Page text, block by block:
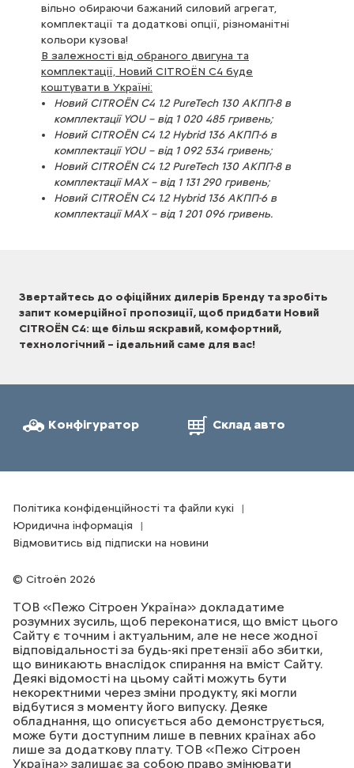
вільно обираючи бажаний силовий агрегат,
комплектації та додаткові опції, різноманітні
кольори кузова!
В залежності від обраного двигуна та
комплектації, Новий CITROЁN С4 буде
коштувати в Україні:
Новий CITROЁN С4 1.2 PureTech 130 АКПП-8 в
комплектації YOU – від 1 020 485 гривень;
Новий CITROЁN С4 1.2 Hybrid 136 АКПП-6 в
комплектації YOU – від 1 092 534 гривень;
Новий CITROЁN С4 1.2 PureTech 130 АКПП-8 в
комплектації MAX – від 1 131 290 гривень;
Новий CITROЁN С4 1.2 Hybrid 136 АКПП-6 в
комплектації MAX – від 1 201 096 гривень.
Звертайтесь до офіційних дилерів Бренду та зробіть
запит комерційної пропозиції, щоб придбати Новий
CITROЁN С4: ще більш яскравий, комфортний,
технологічний – ідеальний саме для вас!
Конфігуратор Склад авто
Citroën 2026
Політика конфіденційності та файли кукі
Юридична інформація
Відмовитись від підписки на новини
ТОВ «Пежо Сітроен Україна» докладатиме
розумних зусиль, щоб переконатися, що вміст цього
Сайту є точним і актуальним, але не несе жодної
відповідальності за будь-які претензії або збитки,
що виникають внаслідок спирання на вміст Сайту.
Деякі відомості на цьому сайті можуть бути
некоректними через зміни продукту, які могли
відбутися з моменту його випуску. Деяке
обладнання, що описується або демонструється,
може бути доступним лише в певних країнах або
лише за додаткову плату. ТОВ «Пежо Сітроен
Україна» залишає за собою право змінювати